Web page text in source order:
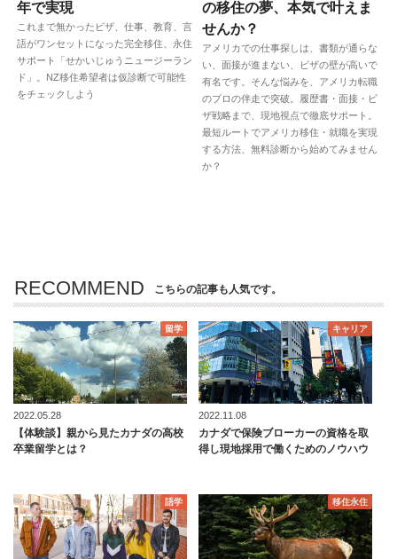
年で実現
これまで無かったビザ、仕事、教育、言
語がワンセットになった完全移住、永住
サポート「せかいじゅうニュージーラン
ド」。NZ移住希望者は仮診断で可能性
をチェックしよう
の移住の夢、本気で叶えま
せんか？
アメリカでの仕事探しは、書類が通らな
い、面接が進まない、ビザの壁が高いで
有名です。そんな悩みを、アメリカ転職
のプロの伴走で突破。履歴書・面接・ビ
ザ戦略まで、現地視点で徹底サポート。
最短ルートでアメリカ移住・就職を実現
する方法、無料診断から始めてみません
か？
RECOMMEND こちらの記事も人気です。
留学
2022.05.28
【体験談】親から見たカナダの高校
卒業留学とは？
キャリア
2022.11.08
カナダで保険ブローカーの資格を取
得し現地採用で働くためのノウハウ
語学 移住永住